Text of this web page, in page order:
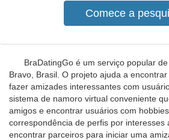
BraDatingGo é um serviço popular
Bravo, Brasil. O projeto ajuda a
fazer amizades interessantes com
sistema de namoro virtual conveniente
amigos e encontrar usuários com
correspondência de perfis por interesses
encontrar parceiros para iniciar uma